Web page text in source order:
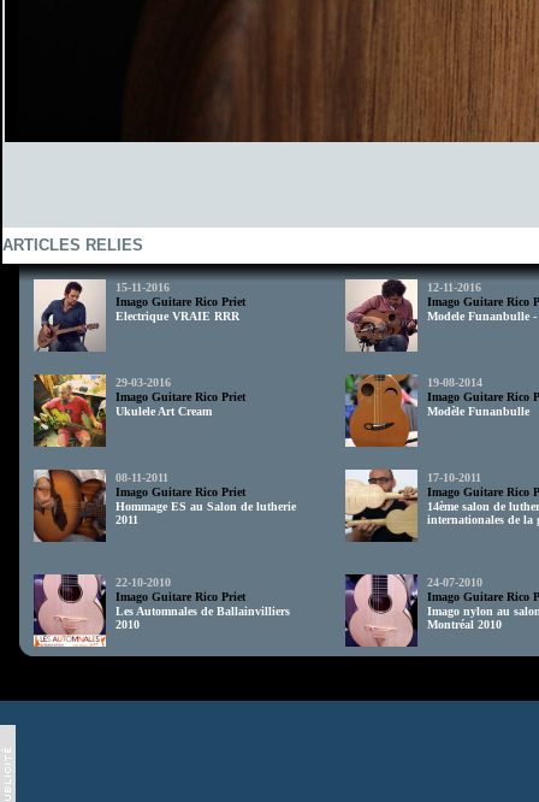
ARTICLES RELIES
15-11-2016
Imago Guitare Rico Priet
Electrique VRAIE RRR
12-11-2016
Imago Guitare Rico
Modele Funanbulle
29-03-2016
Imago Guitare Rico Priet
Ukulele Art Cream
19-08-2014
Imago Guitare Rico
Modèle Funanbulle
08-11-2011
Imago Guitare Rico Priet
Hommage ES au Salon de lutherie
2011
17-10-2011
Imago Guitare Rico
14ème salon de
internationales de la
22-10-2010
Imago Guitare Rico Priet
Les Automnales de Ballainvilliers
2010
24-07-2010
Imago Guitare Rico
Imago nylon au
Montréal 2010